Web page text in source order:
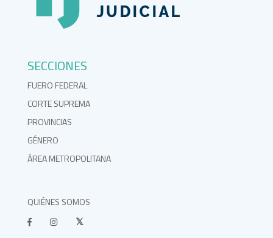
SECCIONES
FUERO FEDERAL
CORTE SUPREMA
PROVINCIAS
GÉNERO
ÁREA METROPOLITANA
QUIÉNES SOMOS